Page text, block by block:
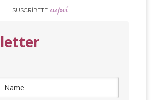
SUSCRÍBETE aquí